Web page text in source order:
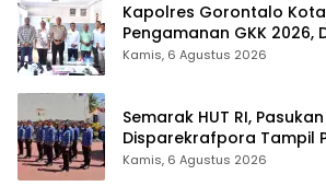
Kapolres Gorontalo
Pengamanan GKK
Perkuat Sinergi Lintas
Kamis, 6 Agustus 2026
Semarak HUT RI, Pasukan
Disparekrafpora Tampil
Kamis, 6 Agustus 2026